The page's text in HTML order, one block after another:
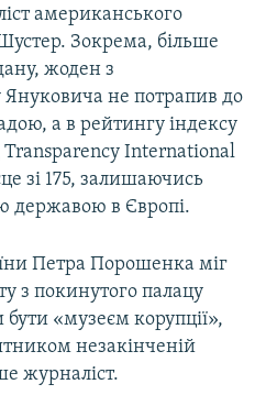
американського
Зокрема, більше
жоден з
Януковича не потрапив до
а в рейтингу індексу
Transparency International
зі 175, залишаючись
державою в Європі.
Петра Порошенка міг
з покинутого палацу
«музеєм корупції»,
незакінченій
журналіст.